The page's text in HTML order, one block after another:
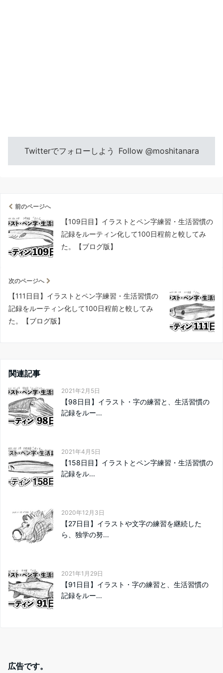
Twitterでフォローしよう Follow @moshitanara
前のページへ
【109日目】イラストとペン字練習・生活習慣の
記録をルーティン化して100日程前と較してみ
た。【ブログ版】
次のページへ
【111日目】イラストとペン字練習・生活習慣の
記録をルーティン化して100日程前と較してみ
た。【ブログ版】
関連記事
2021年2月5日
【98日目】イラスト・字の練習と、生活習慣の
記録をルー...
2021年4月5日
【158日目】イラストとペン字練習・生活習慣の
記録をル...
2020年12月3日
【27日目】イラストや文字の練習を継続した
ら、独学の努...
2021年1月29日
【91日目】イラスト・字の練習と、生活習慣の
記録をルー...
広告です。